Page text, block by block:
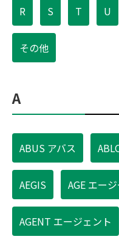
R S T U
その他
A
ABUS アバス
AEGIS AGE エー
AGENT エージェント